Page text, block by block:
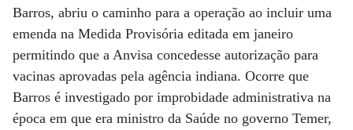
Barros, abriu o caminho para a operação ao incluir uma
emenda na Medida Provisória editada em janeiro
permitindo que a Anvisa concedesse autorização para
vacinas aprovadas pela agência indiana. Ocorre que
Barros é investigado por improbidade administrativa na
época em que era ministro da Saúde no governo Temer,